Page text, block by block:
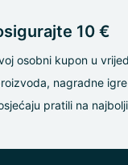
10 €
osobni kupon u
nagradne
pratili na